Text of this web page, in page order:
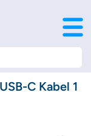
C Kabel 1